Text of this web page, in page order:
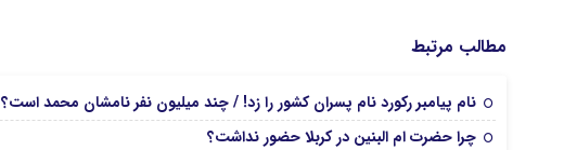
مطالب مرتبط
نام پیامبر رکورد نام پسران کشور را زد! / چند میلیون نفر نامشان محمد است؟
چرا حضرت ام البنین در کربلا حضور نداشت؟